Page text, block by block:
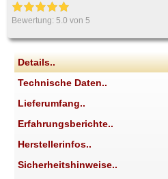
Bewertung:5.0 von 5
Details..
Technische Daten..
Lieferumfang..
Erfahrungsberichte..
Herstellerinfos..
Sicherheitshinweise..